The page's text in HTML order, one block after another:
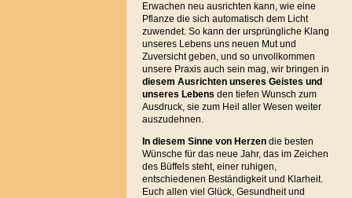
Erwachen neu ausrichten kann, wie eine
Pflanze die sich automatisch dem Licht
zuwendet. So kann der ursprüngliche Klang
unseres Lebens uns neuen Mut und
Zuversicht geben, und so unvollkommen
unsere Praxis auch sein mag, wir bringen in
diesem Ausrichten unseres Geistes und
unseres Lebens den tiefen Wunsch zum
Ausdruck, sie zum Heil aller Wesen weiter
auszudehnen.
In diesem Sinne von Herzendie besten
Wünsche für das neue Jahr, das im Zeichen
des Büffels steht, einer ruhigen,
entschiedenen Beständigkeit und Klarheit.
Euch allen viel Glück, Gesundheit und